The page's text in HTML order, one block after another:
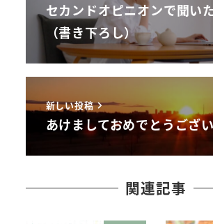
セカンドオピニオンで聞い
（書き下ろし）
新しい投稿
あけましておめでとうござ
関連記事